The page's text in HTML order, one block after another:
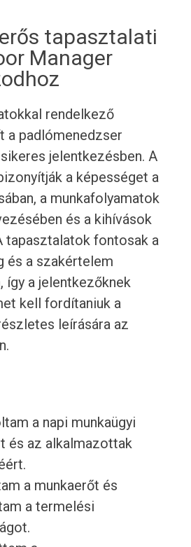
tapasztalati
Manager
rendelkező
a padlómenedzser
jelentkezésben. A
a képességet a
a munkafolyamatok
és a kihívások
tapasztalatok fontosak a
és a szakértelem
így a jelentkezőknek
kell fordítaniuk a
leírására az
a napi munkaügyi
és az alkalmazottak
a munkaerőt és
a termelési